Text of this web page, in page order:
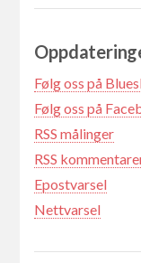
Følg oss på
Følg oss på
RSS målinger
RSS
Epostvarsel
Nettvarsel